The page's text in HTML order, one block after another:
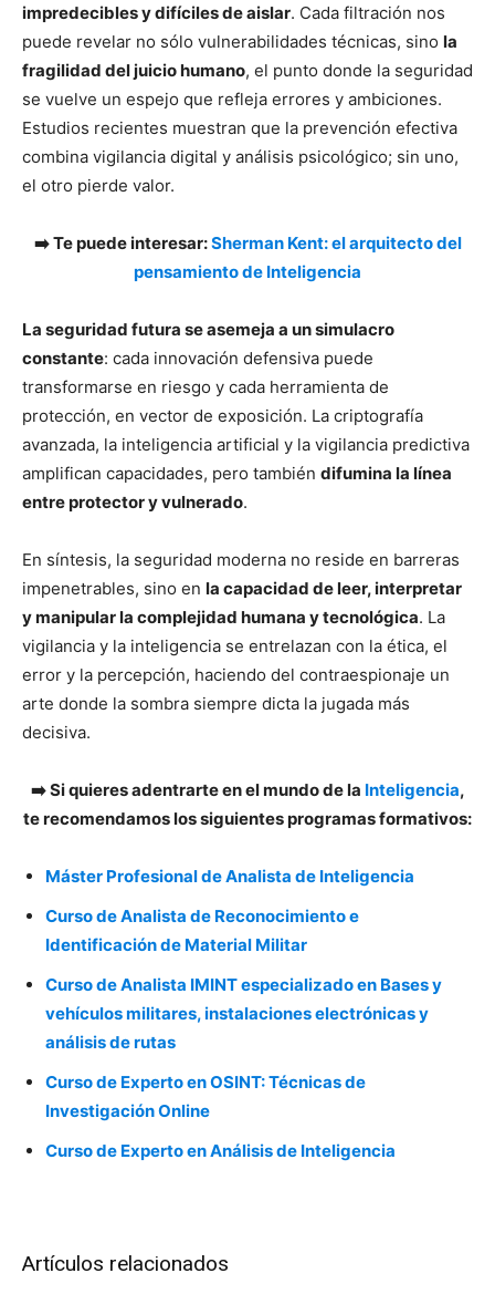
impredecibles y difíciles de aislar. Cada filtración nos
puede revelar no sólo vulnerabilidades técnicas, sino la
fragilidad del juicio humano, el punto donde la seguridad
se vuelve un espejo que refleja errores y ambiciones.
Estudios recientes muestran que la prevención efectiva
combina vigilancia digital y análisis psicológico; sin uno,
el otro pierde valor.
➡️ Te puede interesar:Sherman Kent: el arquitecto del
pensamiento de Inteligencia
La seguridad futura se asemeja a un simulacro
constante: cada innovación defensiva puede
transformarse en riesgo y cada herramienta de
protección, en vector de exposición. La criptografía
avanzada, la inteligencia artificial y la vigilancia predictiva
amplifican capacidades, pero también difumina la línea
entre protector y vulnerado.
En síntesis, la seguridad moderna no reside en barreras
impenetrables, sino en la capacidad de leer, interpretar
y manipular la complejidad humana y tecnológica. La
vigilancia y la inteligencia se entrelazan con la ética, el
error y la percepción, haciendo del contraespionaje un
arte donde la sombra siempre dicta la jugada más
decisiva.
➡️​ Si quieres adentrarte en el mundo de la Inteligencia,
te recomendamos los siguientes programas formativos:
Máster Profesional de Analista de Inteligencia
Curso de Analista de Reconocimiento e
Identificación de Material Militar
Curso de Analista IMINT especializado en Bases y
vehículos militares, instalaciones electrónicas y
análisis de rutas
Curso de Experto en OSINT: Técnicas de
Investigación Online
Curso de Experto en Análisis de Inteligencia
Artículos relacionados